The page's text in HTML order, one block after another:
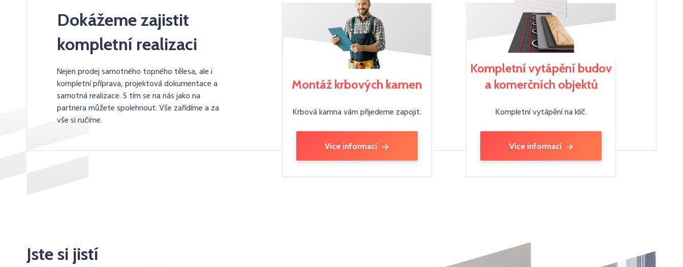
Dokážeme zajistit
kompletní realizaci
Nejen prodej samotného topného tělesa, ale i
kompletní příprava, projektová dokumentace a
samotná realizace. S tím se na nás jako na
partnera můžete spolehnout. Vše zařídíme a za
vše si ručíme.
Montáž krbových kamen
Krbová kamna vám přijedeme zapojit.
Více informací
Kompletní vytápění budov
a komerčních objektů
Kompletní vytápění na klíč.
Více informací
Jste si jistí